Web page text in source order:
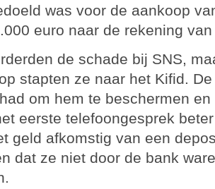
was voor de aankoop
euro naar de rekening
de schade bij SNS,
stapten ze naar het Kifid.
om hem te beschermen
eerste telefoongesprek
geld afkomstig van een
dat ze niet door de bank